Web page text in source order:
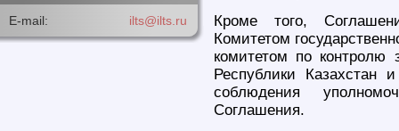
Кроме того,
Комитетом
комитетом по контролю
Республики Казахстан
соблюдения
Соглашения.
E-mail: ilts@ilts.ru